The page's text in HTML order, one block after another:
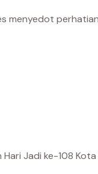
menyedot